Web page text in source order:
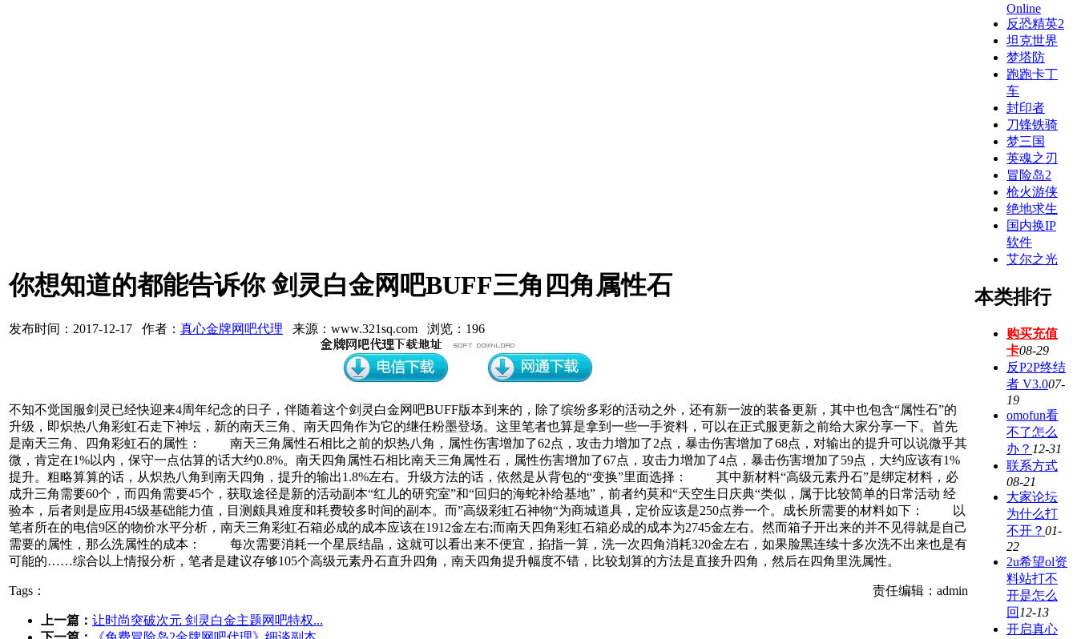
你想知道的都能告诉你 剑灵白金网吧BUFF三角四角属性石
发布时间：2017-12-17 作者： 真心金牌网吧代理 来源：www.321sq.com 浏览：196
不知不觉国服剑灵已经快迎来4周年纪念的日子，伴随着这个剑灵白金网吧BUFF版本到来的，除了缤纷多彩的活动之外，还有新一波的装备更新，其中也包含“属性石”的
升级，即炽热八角彩虹石走下神坛，新的南天三角、南天四角作为它的继任粉墨登场。这里笔者也算是拿到一些一手资料，可以在正式服更新之前给大家分享一下。首先
是南天三角、四角彩虹石的属性： 南天三角属性石相比之前的炽热八角，属性伤害增加了62点，攻击力增加了2点，暴击伤害增加了68点，对输出的提升可以说微乎其
微，肯定在1%以内，保守一点估算的话大约0.8%。南天四角属性石相比南天三角属性石，属性伤害增加了67点，攻击力增加了4点，暴击伤害增加了59点，大约应该有1%
提升。粗略算算的话，从炽热八角到南天四角，提升的输出1.8%左右。升级方法的话，依然是从背包的“变换”里面选择： 其中新材料“高级元素丹石”是绑定材料，必
成升三角需要60个，而四角需要45个，获取途径是新的活动副本“红儿的研究室”和“回归的海蛇补给基地”，前者约莫和“天空生日庆典“类似，属于比较简单的日常活动 经
验本，后者则是应用45级基础能力值，目测颇具难度和耗费较多时间的副本。而”高级彩虹石神物“为商城道具，定价应该是250点券一个。成长所需要的材料如下： 以
笔者所在的电信9区的物价水平分析，南天三角彩虹石箱必成的成本应该在1912金左右;而南天四角彩虹石箱必成的成本为2745金左右。然而箱子开出来的并不见得就是自己
需要的属性，那么洗属性的成本： 每次需要消耗一个星辰结晶，这就可以看出来不便宜，掐指一算，洗一次四角消耗320金左右，如果脸黑连续十多次洗不出来也是有
可能的……综合以上情报分析，笔者是建议存够105个高级元素丹石直升四角，南天四角提升幅度不错，比较划算的方法是直接升四角，然后在四角里洗属性。
Tags： 责任编辑：admin
上一篇： 让时尚突破次元 剑灵白金主题网吧特权...
Online
反恐精英2
坦克世界
梦塔防
跑跑卡丁
车
封印者
刀锋铁骑
梦三国
英魂之刃
冒险岛2
枪火游侠
绝地求生
国内换IP
软件
艾尔之光
本类排行
购买充值
卡08-29
反P2P终结
者 V3.007-
19
omofun看
不了怎么
办？ 12-31
联系方式
08-21
大家论坛
为什么打
不开？ 01-
22
2u希望ol资
料站打不
开是怎么
回 12-13
开启真心